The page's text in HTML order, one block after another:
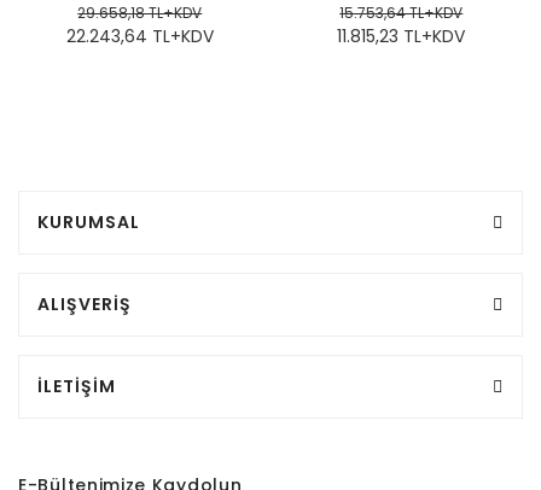
29.658,18 TL+KDV
22.243,64 TL+KDV
15.753,64 TL+KDV
11.815,23 TL+KDV
KURUMSAL
ALIŞVERİŞ
İLETİŞİM
E-Bültenimize Kaydolun